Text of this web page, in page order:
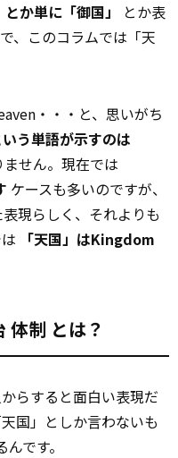
か単に「御国」
とか表
、このコラムでは「天
・・・と、思いがち
う単語が示すのは
せん。現在では
ケースも多いのですが、
現らしく、それよりも
「天国」はKingdom
体制 とは？
らすると面白い表現だ
国」としか言わないも
です。